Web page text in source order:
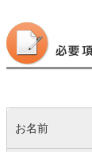
お名前